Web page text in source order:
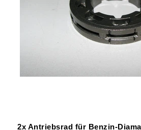
2x Antriebsrad für Benzin-